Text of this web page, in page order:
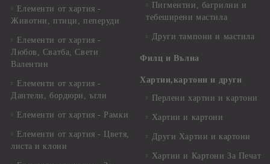
Елементи от хартия -
Животни, птици, пеперуди
Елементи от хартия -
Любов, Сватба, Свети
Валентин
Елементи от хартия -
Дантели, бордюри, ъгли
Елементи от хартия - Рамки
Елементи от хартия - Цветя,
листа и клони
Пигментни, багрилни и
тебеширени мастила
Други тампони и мастила
Филц и Вълна
Хартии,картони и други
Перлени хартии и картони
Хартии и картони
Други Хартии и картони
Хартии и Картони За Печат